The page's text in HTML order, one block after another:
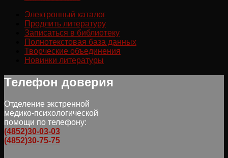
Электронный каталог
Продлить литературу
Записаться в библиотеку
Полнотекстовая база данных
Творческие объединения
Новинки литературы
Телефон доверия
Отделение экстренной
медико-психологической
помощи по телефону:
(4852)30-03-03
(4852)30-75-75